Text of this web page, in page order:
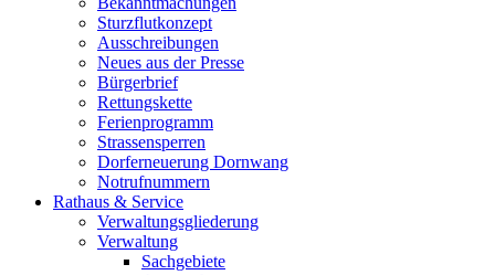
Sturzflutkonzept
Ausschreibungen
Neues aus der Presse
Bürgerbrief
Rettungskette
Ferienprogramm
Strassensperren
Dorferneuerung Dornwang
Notrufnummern
Rathaus & Service
Verwaltungsgliederung
Verwaltung
Sachgebiete